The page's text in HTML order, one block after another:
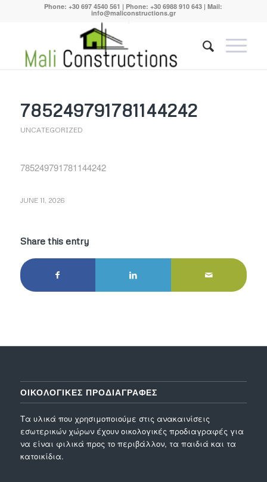
Phone:+30 697 4540 561 | Phone:+30 6988 910 643 | Mail:
info@maliconstructions.gr
785249791781144242
UNCATEGORIZED
785249791781144242
JUNE 11, 2026
Share this entry
ΟΙΚΟΛΟΓΙΚΕΣ ΠΡΟΔΙΑΓΡΑΦΕΣ
Τα υλικά που χρησιμοποιούμε στις ανακαινίσεις
εσωτερικών χώρων έχουν οικολογικές προδιαγραφές για
να είναι φιλικά προς το περιβάλλον, τα παιδιά και τα
κατοικίδια.